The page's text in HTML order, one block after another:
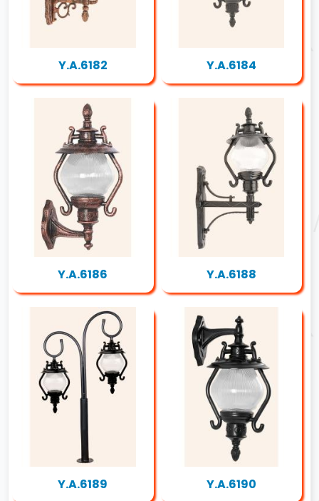
Y.A.6182 Y.A.6184
Y.A.6186 Y.A.6188
Y.A.6189 Y.A.6190